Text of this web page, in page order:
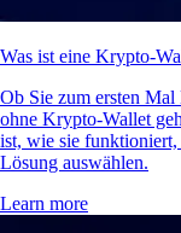
Was ist eine Krypto-
Ob Sie zum ersten
ohne Krypto-Wallet
ist, wie sie funktioniert,
Lösung auswählen.
Learn more